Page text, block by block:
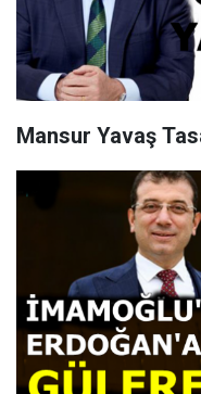
Mansur Yavaş